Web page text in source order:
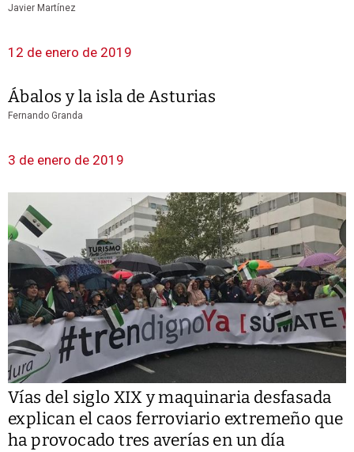
Javier Martínez
12 de enero de 2019
Ábalos y la isla de Asturias
Fernando Granda
3 de enero de 2019
Vías del siglo XIX y maquinaria desfasada
explican el caos ferroviario extremeño que
ha provocado tres averías en un día